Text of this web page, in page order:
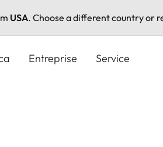
USA. Choose a different country or
Entreprise Service